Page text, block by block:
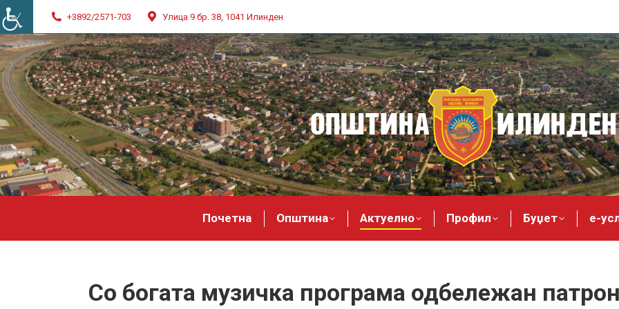
+3892/2571-703 Улица 9 бр. 38, 1041 Илинден
Почетна Општина Актуелно Профил Буџет е-
Со богата музичка програма одбележан